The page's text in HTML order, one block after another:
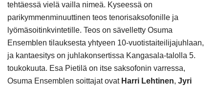
tehtäessä vielä vailla nimeä. Kyseessä on
parikymmenminuuttinen teos tenorisaksofonille ja
lyömäsoitinkvintetille. Teos on sävelletty Osuma
Ensemblen tilauksesta yhtyeen 10-vuotistaiteilijajuhlaan,
ja kantaesitys on juhlakonsertissa Kangasala-talolla 5.
toukokuuta. Esa Pietilä on itse saksofonin varressa,
Osuma Ensemblen soittajat ovat Harri Lehtinen, Jyri